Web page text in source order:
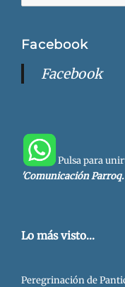
Facebook
Facebook
Pulsa para
'Comunicación Parroq.
Lo más visto...
Peregrinación de